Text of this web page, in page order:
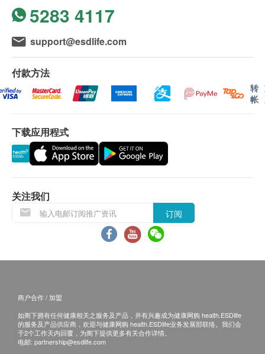
心脏杂音
肺脏
肝脏
脾脏
肾脏
胆脏
腹壁
膝反射
家族病史
外科检查
浅表淋巴结
四肢关节
乳房 - 只限女士
报告
完毕后再补检
中心可安排医护人员陪同提供翻译服务。
如果商户页面与体检计划页面的繁体中文、简体中
文、英文三个版本有任何抵触或不相符之处，应以
简体中文版本为准。
二、体检报告领取和讲解
简体中文）。
体检报告会在体检后10个工作日内完成，客户可选
择以下途径查看体检报告：
通过公众号查看报告 。
2. 预留E-mail，医疗中心会在报告完成后发送至客人
3. 预留邮寄地址，医疗中心会在报告完成后邮寄，邮
1. 电话讲解：需至少提前1个工作日预约具体时间
（联络电话：+86 400-995-3330或
+86 0755-29951118），医生会按预约时间主动联络
客户。
5283 4117
support@esdlife.com
付款方法
转
帐
下载应用程式
关注我们
订阅
商户合作 / 加盟
如阁下拥有任何健康相关之服务及产品，并有兴趣成为健康网购 health.ESDlife
的服务及产品供应商，欢迎与健康网购 health.ESDlife业务发展部联络。我们会
于2个工作天内回覆，为阁下提供更多有关合作详情。
电邮: partnership@esdlife.com